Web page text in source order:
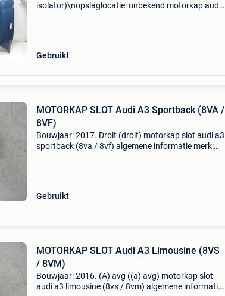
isolator)\nopslaglocatie: onbekend motorkap audi
Gebruikt
MOTORKAP SLOT Audi A3 Sportback (8VA /
8VF)
Bouwjaar: 2017. Droit (droit) motorkap slot audi a3
sportback (8va / 8vf) algemene informatie merk:
Gebruikt
MOTORKAP SLOT Audi A3 Limousine (8VS
/ 8VM)
Bouwjaar: 2016. (A) avg ((a) avg) motorkap slot
audi a3 limousine (8vs / 8vm) algemene informatie